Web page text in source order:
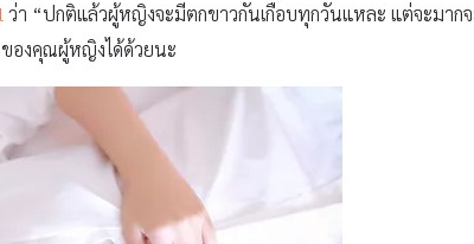
ว่า “ปกติแล้วผู้หญิงจะมีตกขาวกันเกือบทุกวันแหละ แต่จะมาก
ของคุณผู้หญิงได้ด้วยนะ